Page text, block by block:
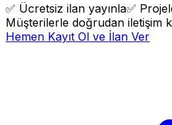
✅ Ücretsiz ilan yayınla✅
Müşterilerle doğrudan iletişim
Hemen Kayıt Ol ve İlan Ver